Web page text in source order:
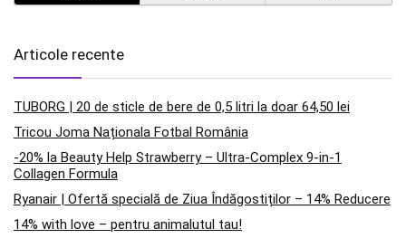
Articole recente
TUBORG | 20 de sticle de bere de 0,5 litri la doar 64,50 lei
Tricou Joma Naționala Fotbal România
-20% la Beauty Help Strawberry – Ultra-Complex 9-in-1
Collagen Formula
Ryanair | Ofertă specială de Ziua Îndăgostiților – 14% Reducere
14% with love – pentru animalutul tau!